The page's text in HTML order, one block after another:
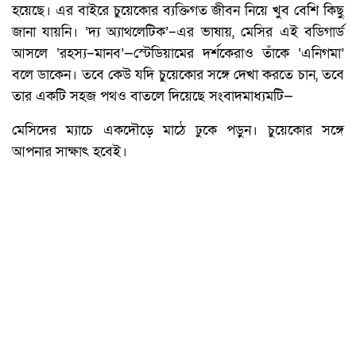
হয়েছে। এর বাইরে চুয়েকোর ব্যক্তিগত জীবন নিয়ে খুব বেশি কিছু
জানা যায়নি। ‘দ্য অ্যাথলেটিক’–এর ভাষায়, মেসির এই বডিগার্ড
আসলে ‘রহস্য–মানব’—স্টেডিয়ামের দর্শকেরাও তাঁকে ‘এনিগমা’
বলে ডাকেন। তবে কেউ যদি চুয়েকোর সঙ্গে দেখা করতে চান, তবে
তার একটি সহজ পথও বাতলে দিয়েছে সংবাদমাধ্যমটি—
মেসিদের ম্যাচে একদৌড়ে মাঠে ঢুকে পড়ুন। চুয়েকোর সঙ্গে
আপনার সাক্ষাৎ হবেই।